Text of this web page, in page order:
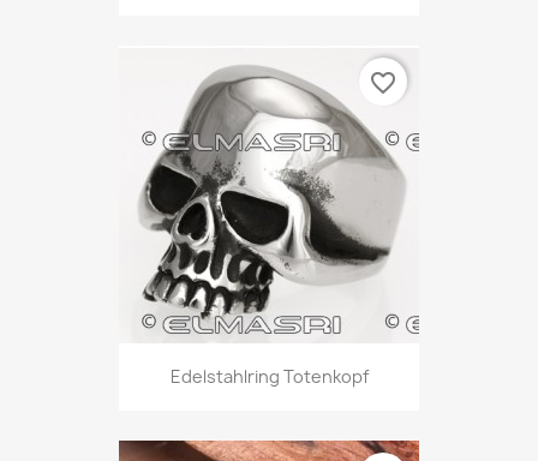
Edelstahlring Totenkopf
favorite_border